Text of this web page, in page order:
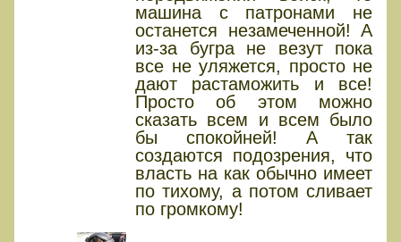
машина с патронами не
останется незамеченной! А
из-за бугра не везут пока
все не уляжется, просто не
дают растаможить и все!
Просто об этом можно
сказать всем и всем было
бы спокойней! А так
создаются подозрения, что
власть на как обычно имеет
по тихому, а потом сливает
по громкому!